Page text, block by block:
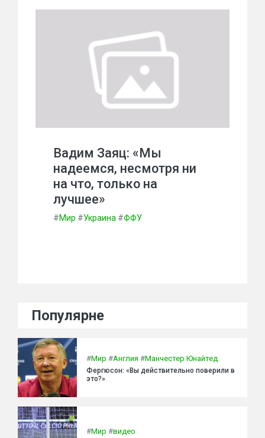
Вадим Заяц: «Мы
надеемся, несмотря ни
на что, только на
лучшее»
#Мир #Украина #ФФУ
Популярне
#Мир #Англия #Манчестер Юнайтед
Фергюсон: «Вы действительно поверили в
это?»
#Мир #видео